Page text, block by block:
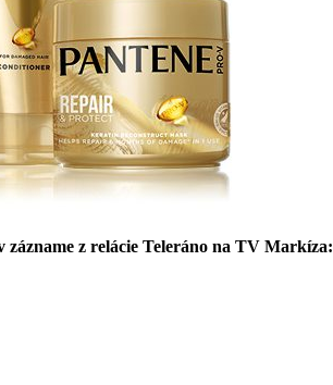
z relácie Teleráno na TV Markíza: